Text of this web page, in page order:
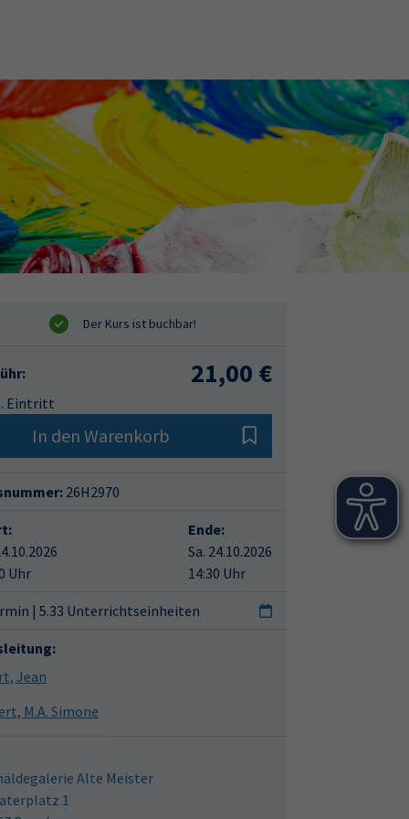
21,00 €
Eintritt
In den Warenkorb
26H2970
Uhr
Ende:
Sa. 24.10.2026
14:30 Uhr
| 5.33 Unterrichtseinheiten
Ebert, Jean
Seifert, M.A. Simone
Alte Meister
1